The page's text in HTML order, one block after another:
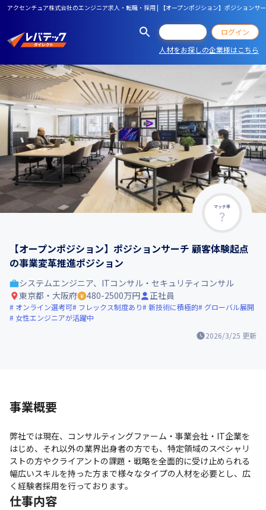
アクセンチュア株式会社のエンジニア求人・転職・採用 | 【オープンポジション】ポジションサ
ログイン
人材をお探しの企業様はこちら
マッチ率
【オープンポジション】ポジションサーチ 顧客体験起点
の事業変革推進ポジション
2026/3/25 更新
システムエンジニア、ITコンサル・セキュリティコンサル
東京都・大阪府
480-2500万円 正社員
オンライン選考可 フレックス制度あり 新技術に積極的
グローバル展開
女性エンジニアが活躍中
事業概要
弊社では現在、コンサルティングファーム・事業会社・IT企業を
はじめ、それ以外の業界出身者の方でも、特定領域のスペシャリ
ストの方やクライアントの課題・戦略を全面的に受け止められる
幅広いスキルを持った方まで様々なタイプの人材を必要とし、広
く経験者採用を行っております。
仕事内容